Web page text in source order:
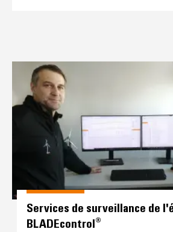
Services de surveillance de
BLADEcontrol®